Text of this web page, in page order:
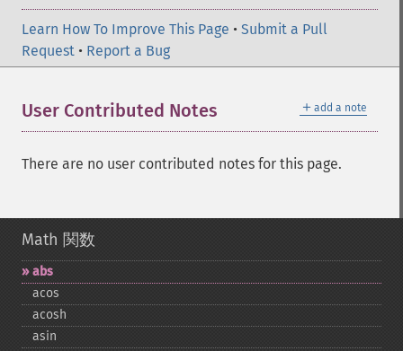
Learn How To Improve This Page • Submit a Pull
Request • Report a Bug
＋ add a note
User Contributed Notes
There are no user contributed notes for this page.
Math 関数
abs
acos
acosh
asin